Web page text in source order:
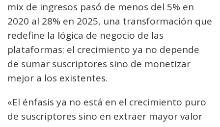
mix de ingresos pasó de menos del 5% en
2020 al 28% en 2025, una transformación que
redefine la lógica de negocio de las
plataformas: el crecimiento ya no depende
de sumar suscriptores sino de monetizar
mejor a los existentes.
«El énfasis ya no está en el crecimiento puro
de suscriptores sino en extraer mayor valor